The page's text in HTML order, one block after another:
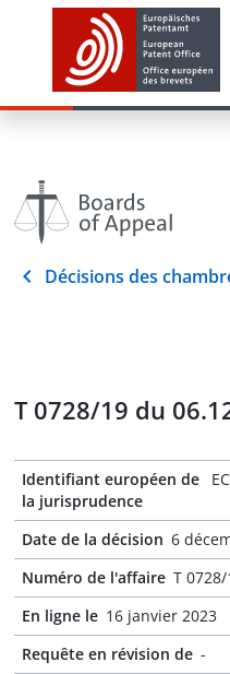
Décisions des
T 0728/19 du
Identifiant européen de
la jurisprudence
Date de la décision 6
Numéro de l'affaire T
En ligne le 16 janvier 2023
Requête en révision de -